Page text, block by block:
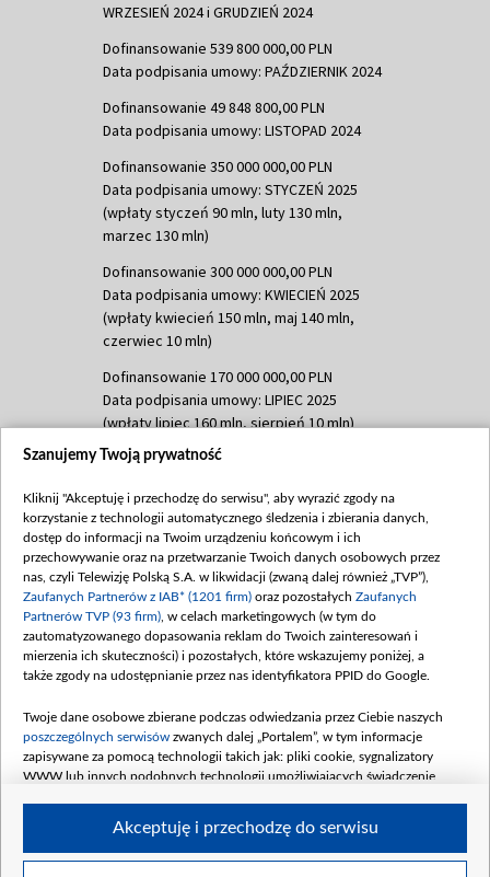
WRZESIEŃ 2024 i GRUDZIEŃ 2024
Dofinansowanie 539 800 000,00 PLN
Data podpisania umowy: PAŹDZIERNIK 2024
Dofinansowanie 49 848 800,00 PLN
Data podpisania umowy: LISTOPAD 2024
Dofinansowanie 350 000 000,00 PLN
Data podpisania umowy: STYCZEŃ 2025
(wpłaty styczeń 90 mln, luty 130 mln,
marzec 130 mln)
Dofinansowanie 300 000 000,00 PLN
Data podpisania umowy: KWIECIEŃ 2025
(wpłaty kwiecień 150 mln, maj 140 mln,
czerwiec 10 mln)
Dofinansowanie 170 000 000,00 PLN
Data podpisania umowy: LIPIEC 2025
(wpłaty lipiec 160 mln, sierpień 10 mln)
Dofinansowanie 60 000 000,00 PLN
(wpłata wrzesień 60 mln)
Dofinansowanie 635 783 051,21 PLN
Data podpisania umowy: WRZESIEŃ 2025
(wpłata wrzesień 100 mln, październik 350
mln, listopad 265 mln)
Dofinansowanie 48 862 000,00 PLN
Data podpisania umowy: GRUDZIEŃ 2025
Dofinansowanie 900 000 000,00 PLN
Data podpisania umowy: LUTY 2026 (wpłata
26 lutego 80 mln, 4 marca 370 mln,8
czerwca 90 mln)
Szanujemy Twoją prywatność
Kliknij "Akceptuję i przechodzę do serwisu", aby wyrazić zgody na
korzystanie z technologii automatycznego śledzenia i zbierania danych,
dostęp do informacji na Twoim urządzeniu końcowym i ich
przechowywanie oraz na przetwarzanie Twoich danych osobowych przez
nas, czyli Telewizję Polską S.A. w likwidacji (zwaną dalej również „TVP”),
Zaufanych Partnerów z IAB* (1201 firm) oraz pozostałych Zaufanych
Partnerów TVP (93 firm) , w celach marketingowych (w tym do
zautomatyzowanego dopasowania reklam do Twoich zainteresowań i
mierzenia ich skuteczności) i pozostałych, które wskazujemy poniżej, a
także zgody na udostępnianie przez nas identyfikatora PPID do Google.
Twoje dane osobowe zbierane podczas odwiedzania przez Ciebie naszych
poszczególnych serwisów zwanych dalej „Portalem”, w tym informacje
zapisywane za pomocą technologii takich jak: pliki cookie, sygnalizatory
WWW lub innych podobnych technologii umożliwiających świadczenie
Akceptuję i przechodzę do serwisu